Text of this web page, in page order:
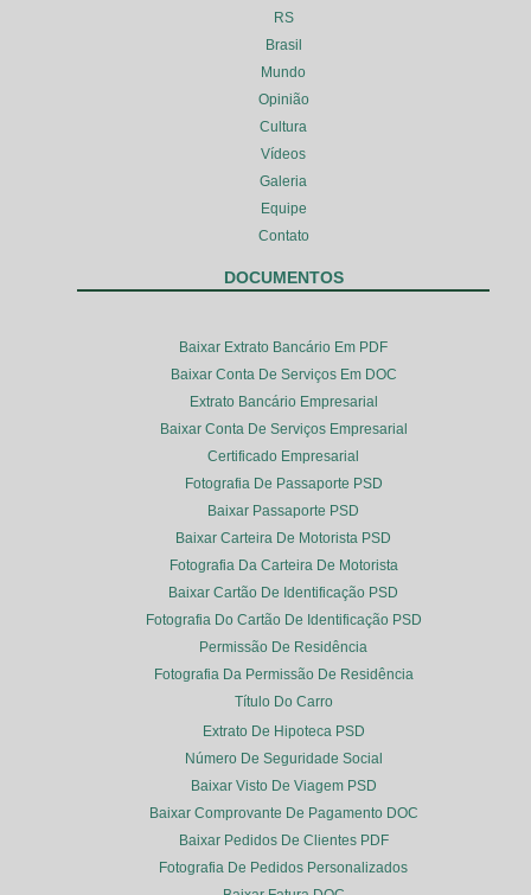
RS
Brasil
Mundo
Opinião
Cultura
Vídeos
Galeria
Equipe
Contato
DOCUMENTOS
Baixar Extrato Bancário Em PDF
Baixar Conta De Serviços Em DOC
Extrato Bancário Empresarial
Baixar Conta De Serviços Empresarial
Certificado Empresarial
Fotografia De Passaporte PSD
Baixar Passaporte PSD
Baixar Carteira De Motorista PSD
Fotografia Da Carteira De Motorista
Baixar Cartão De Identificação PSD
Fotografia Do Cartão De Identificação PSD
Permissão De Residência
Fotografia Da Permissão De Residência
Título Do Carro
Extrato De Hipoteca PSD
Número De Seguridade Social
Baixar Visto De Viagem PSD
Baixar Comprovante De Pagamento DOC
Baixar Pedidos De Clientes PDF
Fotografia De Pedidos Personalizados